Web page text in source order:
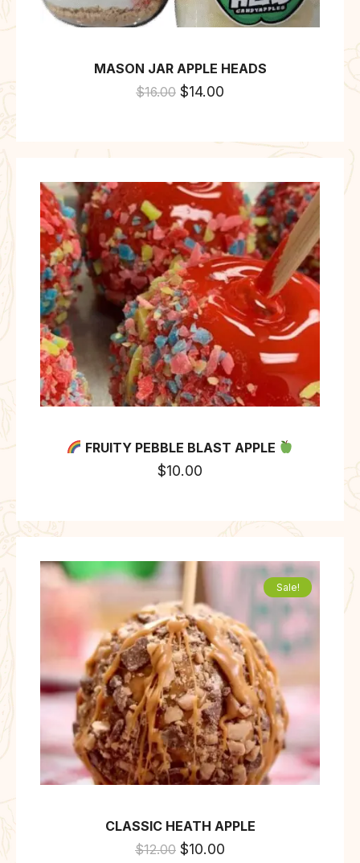
MASON JAR APPLE HEADS
$16.00 $14.00
FRUITY PEBBLE BLAST APPLE
$10.00
Sale!
CLASSIC HEATH APPLE
$12.00 $10.00